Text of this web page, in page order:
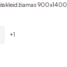
900x1400
+1